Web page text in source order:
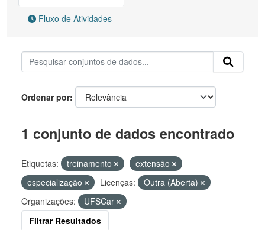
Fluxo de Atividades
Ordenar por
1 conjunto de dados encontrado
Etiquetas: treinamento
extensão
especialização
Licenças:
Outra (Aberta)
Organizações:
UFSCar
Filtrar Resultados